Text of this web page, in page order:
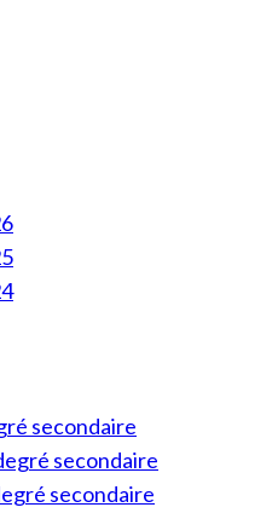
secondaire
secondaire
secondaire